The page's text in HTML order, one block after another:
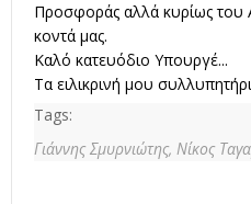
Προσφοράς αλλά κυρίως του
κοντά μας.
Καλό κατευόδιο Υπουργέ...
Τα ειλικρινή μου
Tags:
Γιάννης Σμυρνιώτης, Νίκος